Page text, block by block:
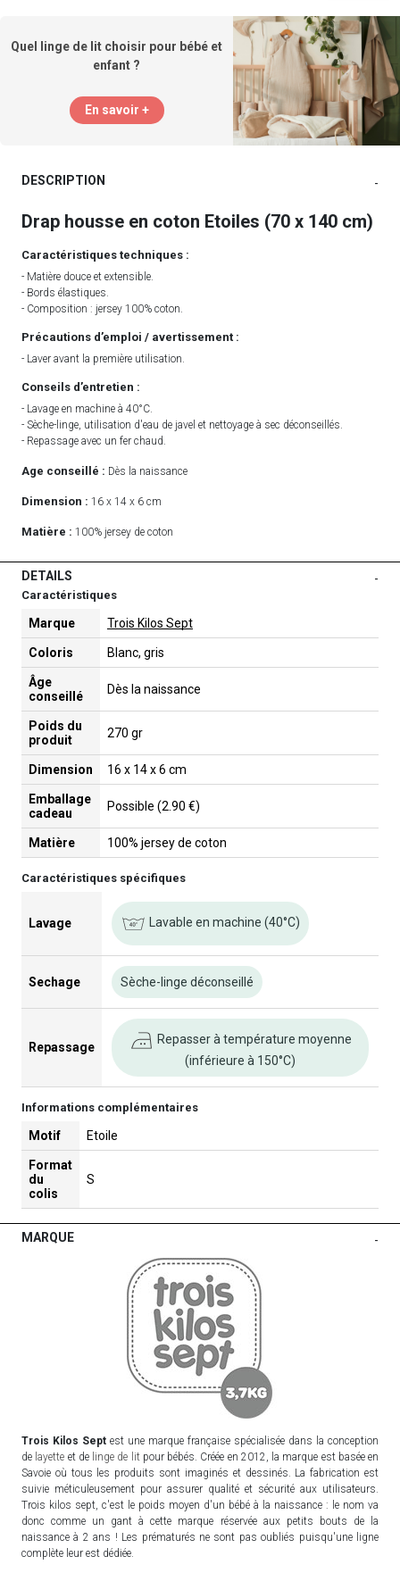
Quel linge de lit choisir pour bébé et
enfant ?
En savoir +
DESCRIPTION -
Drap housse en coton Etoiles (70 x 140 cm)
Caractéristiques techniques :
- Matière douce et extensible.
- Bords élastiques.
- Composition : jersey 100% coton.
Précautions d’emploi / avertissement :
- Laver avant la première utilisation.
Conseils d’entretien :
- Lavage en machine à 40°C.
- Sèche-linge, utilisation d'eau de javel et nettoyage à sec déconseillés.
- Repassage avec un fer chaud.
Age conseillé : Dès la naissance
Dimension : 16 x 14 x 6 cm
Matière : 100% jersey de coton
DETAILS -
Caractéristiques
Marque Trois Kilos Sept
Coloris Blanc, gris
Âge
conseillé
Dès la naissance
Poids du
produit
270 gr
Dimension 16 x 14 x 6 cm
Emballage
cadeau
Possible (2.90 €)
Matière 100% jersey de coton
Caractéristiques spécifiques
Lavage Lavable en machine (40°C)
Sechage Sèche-linge déconseillé
Repassage
Repasser à température moyenne
(inférieure à 150°C)
Informations complémentaires
Motif Etoile
Format
du
colis
S
MARQUE -
Trois Kilos Sept est une marque française spécialisée dans la conception
de layette et de linge de litpour bébés. Créée en 2012, la marque est basée en
Savoie où tous les produits sont imaginés et dessinés. La fabrication est
suivie méticuleusement pour assurer qualité et sécurité aux utilisateurs.
Trois kilos sept, c'est le poids moyen d'un bébé à la naissance : le nom va
donc comme un gant à cette marque réservée aux petits bouts de la
naissance à 2 ans ! Les prématurés ne sont pas oubliés puisqu'une ligne
complète leur est dédiée.